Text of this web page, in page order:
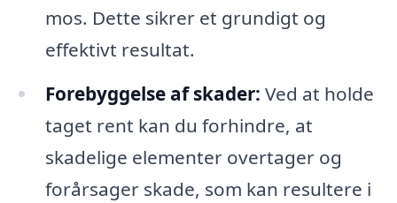
mos. Dette sikrer et grundigt og
effektivt resultat.
Forebyggelse af skader: Ved at holde
taget rent kan du forhindre, at
skadelige elementer overtager og
forårsager skade, som kan resultere i